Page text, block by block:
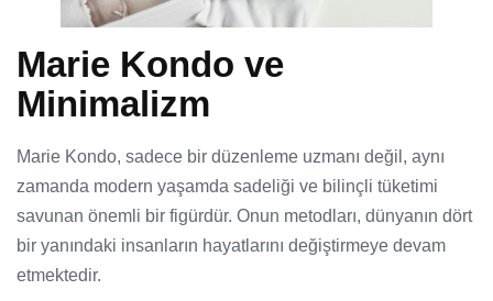
Marie Kondo ve
Minimalizm
Marie Kondo, sadece bir düzenleme uzmanı değil, aynı
zamanda modern yaşamda sadeliği ve bilinçli tüketimi
savunan önemli bir figürdür. Onun metodları, dünyanın dört
bir yanındaki insanların hayatlarını değiştirmeye devam
etmektedir.